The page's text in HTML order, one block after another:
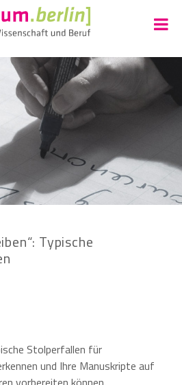
Typische
Stolperfallen für
und Ihre Manuskripte auf